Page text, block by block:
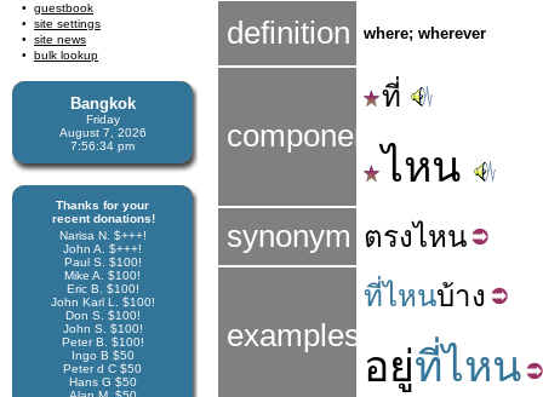
guestbook
site settings
site news
bulk lookup
Bangkok
Friday
August 7, 2026
7:56:35 pm
Thanks for your
recent donations!
Narisa N. $+++!
John A. $+++!
Paul S. $100!
Mike A. $100!
Eric B. $100!
John Karl L. $100!
Don S. $100!
John S. $100!
Peter B. $100!
Ingo B $50
Peter d C $50
Hans G $50
definition where; wherever
components
ที่
ไหน
synonym ตรงไหน
examples
ที่ไหนบ้าง
อยู่ที่ไหน